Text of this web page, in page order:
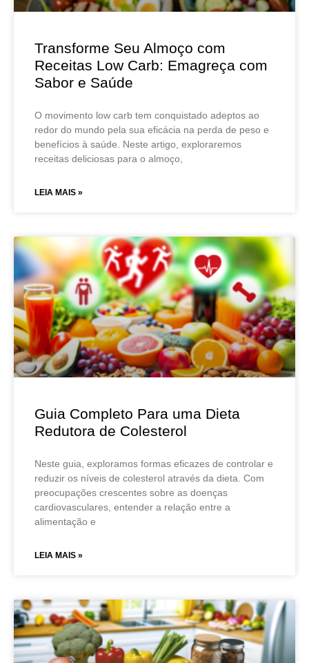
Transforme Seu Almoço com
Receitas Low Carb: Emagreça com
Sabor e Saúde
O movimento low carb tem conquistado adeptos ao
redor do mundo pela sua eficácia na perda de peso e
benefícios à saúde. Neste artigo, exploraremos
receitas deliciosas para o almoço,
LEIA MAIS »
Guia Completo Para uma Dieta
Redutora de Colesterol
Neste guia, exploramos formas eficazes de controlar e
reduzir os níveis de colesterol através da dieta. Com
preocupações crescentes sobre as doenças
cardiovasculares, entender a relação entre a
alimentação e
LEIA MAIS »